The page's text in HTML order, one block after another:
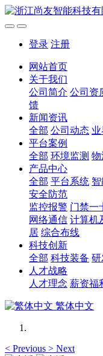
登录 注册
网站首页
关于我们
公司简介 公司资
馈
新闻资讯
全部 公司动态
平台案例
全部 环境监测 物
产品中心
全部 平台系统
安全防范
监控报警 门禁一
网络通信 计算机
居 综合布线
科技创新
全部 科技装备 研
人才战略
人才理念 薪资福
繁体中文
< Previous > Next